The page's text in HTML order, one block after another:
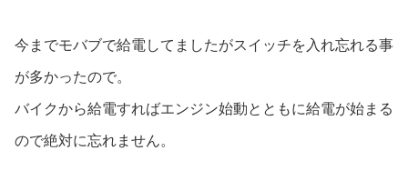
今までモバブで給電してましたがスイッチを入れ忘れる事
が多かったので。
バイクから給電すればエンジン始動とともに給電が始まる
ので絶対に忘れません。